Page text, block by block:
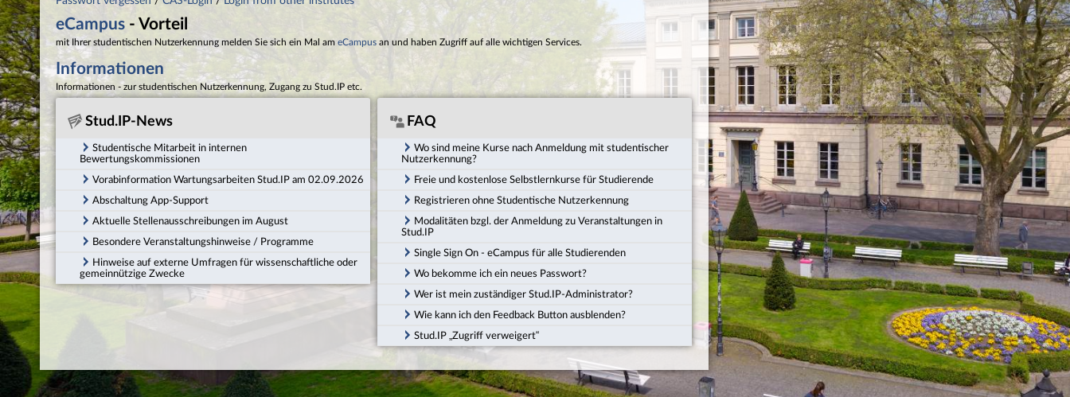
eCampus - Vorteil
mit Ihrer studentischen Nutzerkennung melden Sie sich ein Mal am eCampus an und haben Zugriff auf alle wichtigen Services.
Informationen
Informationen - zur studentischen Nutzerkennung, Zugang zu Stud.IP etc.
Stud.IP-News
Studentische Mitarbeit in internen
Bewertungskommissionen
Vorabinformation Wartungsarbeiten Stud.IP am 02.09.2026
Abschaltung App-Support
Aktuelle Stellenausschreibungen im August
Besondere Veranstaltungshinweise / Programme
Hinweise auf externe Umfragen für wissenschaftliche oder
gemeinnützige Zwecke
FAQ
Wo sind meine Kurse nach Anmeldung mit studentischer
Nutzerkennung?
Freie und kostenlose Selbstlernkurse für Studierende
Registrieren ohne Studentische Nutzerkennung
Modalitäten bzgl. der Anmeldung zu Veranstaltungen in
Stud.IP
Single Sign On - eCampus für alle Studierenden
Wo bekomme ich ein neues Passwort?
Wer ist mein zuständiger Stud.IP-Administrator?
Wie kann ich den Feedback Button ausblenden?
Stud.IP „Zugriff verweigert“